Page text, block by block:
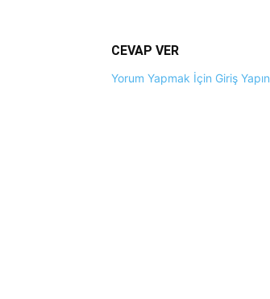
CEVAP VER
Yorum Yapmak İçin Giriş Yapın